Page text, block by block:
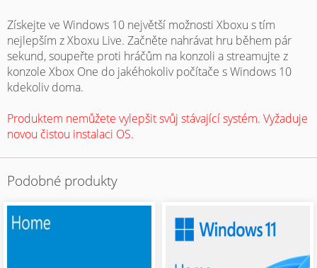
Získejte ve Windows 10 největší možnosti Xboxu s tím
nejlepším z Xboxu Live. Začněte nahrávat hru během pár
sekund, soupeřte proti hráčům na konzoli a streamujte z
konzole Xbox One do jakéhokoliv počítače s Windows 10
kdekoliv doma.
Produktem nemůžete vylepšit svůj stávající systém. Vyžaduje
novou čistou instalaci OS.
Podobné produkty